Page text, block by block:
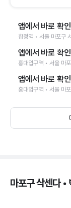
앱에서 바로 확
합정역 • 서울 마포구
앱에서 바로 확
홍대입구역 • 서울 마
앱에서 바로 확
홍대입구역 • 서울 마
마포구 삭센다 •